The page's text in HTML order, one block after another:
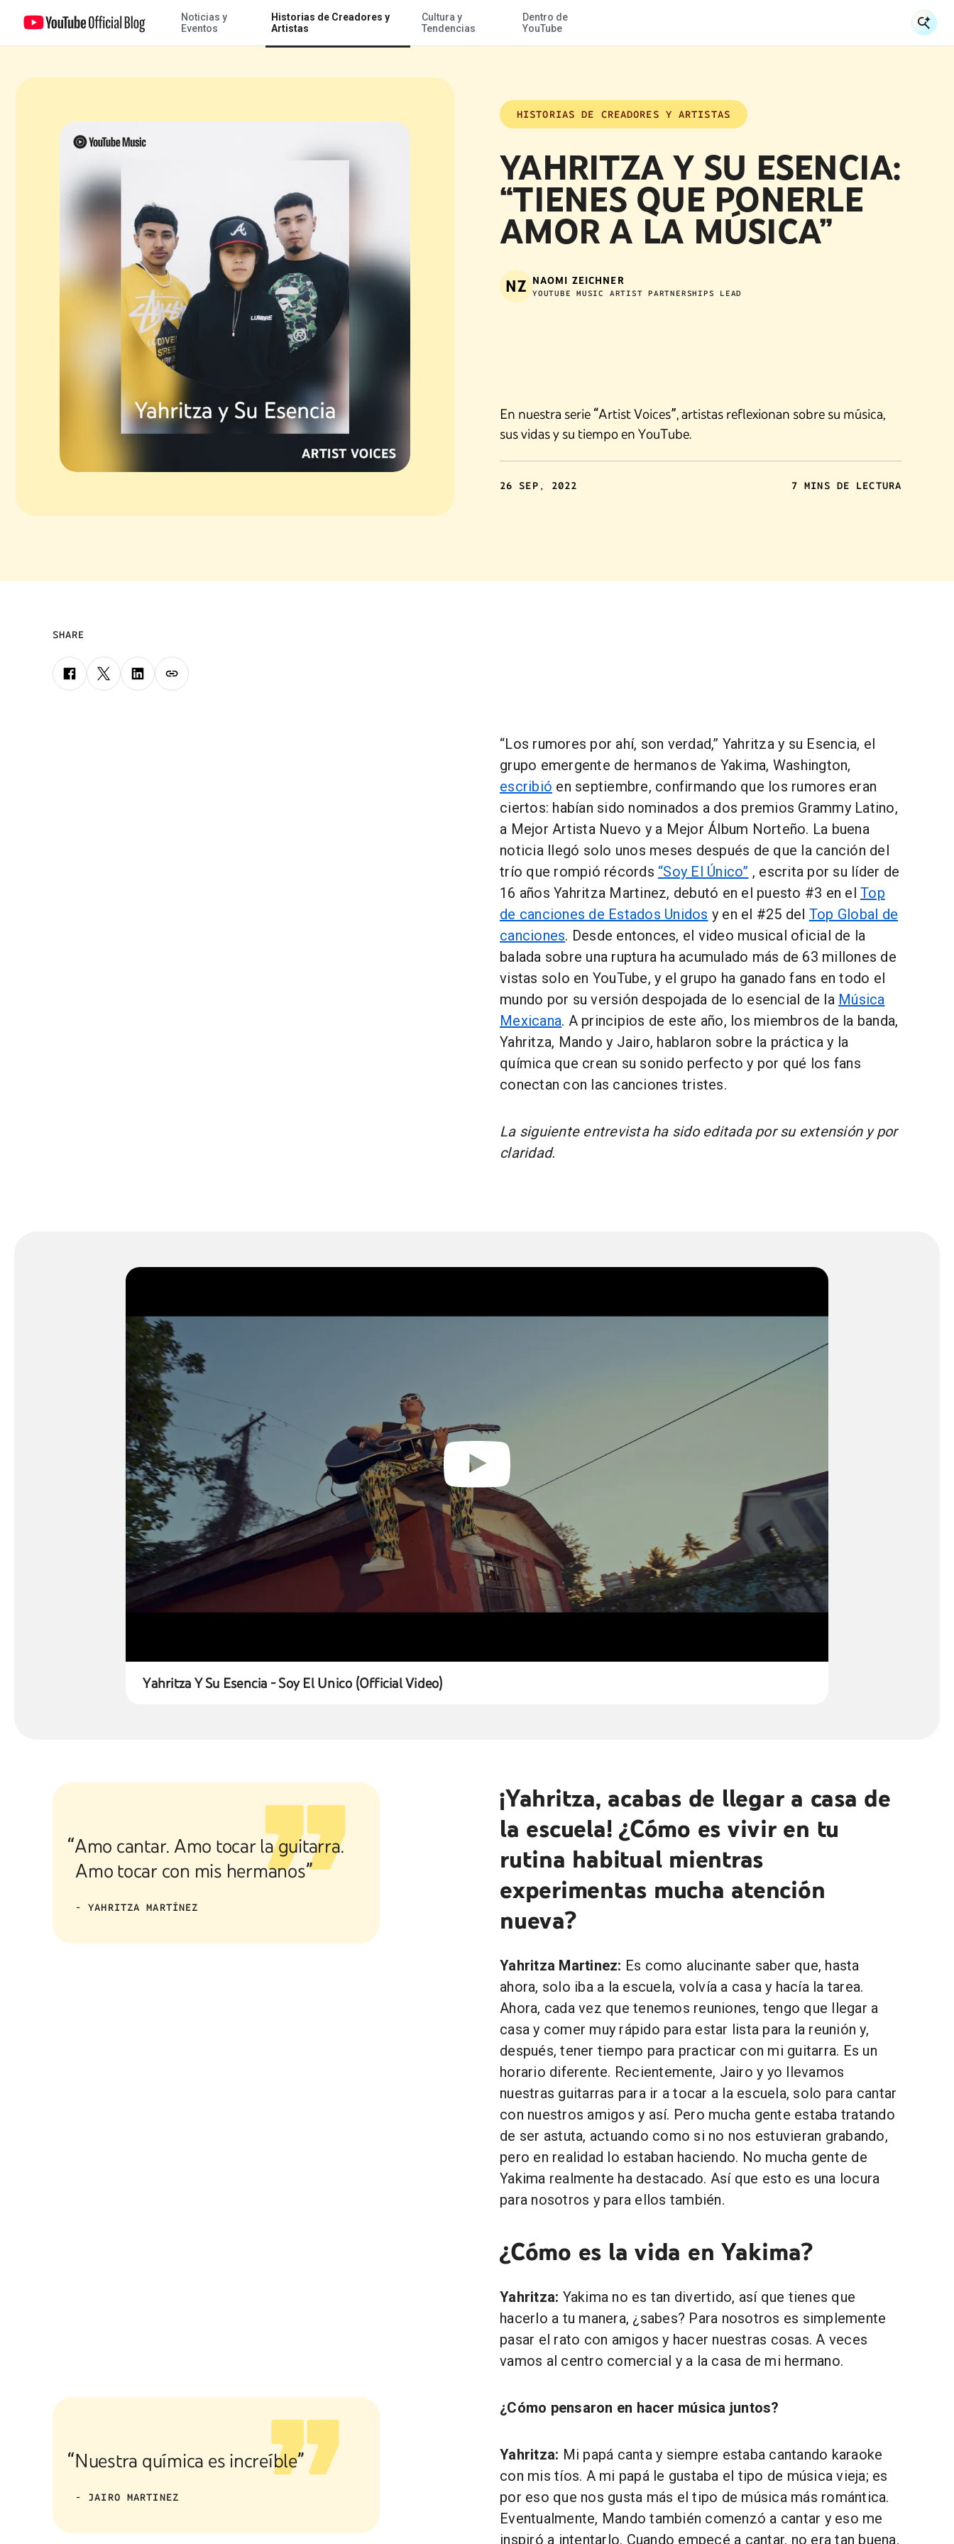
Acceder al contenido
Noticias y
Eventos
Historias de Creadores y
Artistas
Cultura y
Tendencias
Dentro de
YouTube
Yahritza y Su Esencia: “Tienes que ponerle amor a la música”
HISTORIAS DE CREADORES Y ARTISTAS
YAHRITZA Y SU ESENCIA:
“TIENES QUE PONERLE
AMOR A LA MÚSICA”
NZ NAOMI ZEICHNER
YOUTUBE MUSIC ARTIST PARTNERSHIPS LEAD
En nuestra serie “Artist Voices”, artistas reflexionan sobre su música,
sus vidas y su tiempo en YouTube.
26 SEP, 2022 7 MINS DE LECTURA
SHARE
“Los rumores por ahí, son verdad,” Yahritza y su Esencia, el
grupo emergente de hermanos de Yakima, Washington,
escribió en septiembre, confirmando que los rumores eran
ciertos: habían sido nominados a dos premios Grammy Latino,
a Mejor Artista Nuevo y a Mejor Álbum Norteño. La buena
noticia llegó solo unos meses después de que la canción del
trío que rompió récords “Soy El Único” , escrita por su líder de
16 años Yahritza Martinez, debutó en el puesto #3 en el Top
de canciones de Estados Unidos y en el #25 del Top Global de
canciones. Desde entonces, el video musical oficial de la
balada sobre una ruptura ha acumulado más de 63 millones de
vistas solo en YouTube, y el grupo ha ganado fans en todo el
mundo por su versión despojada de lo esencial de la Música
Mexicana. A principios de este año, los miembros de la banda,
Yahritza, Mando y Jairo, hablaron sobre la práctica y la
química que crean su sonido perfecto y por qué los fans
conectan con las canciones tristes.
La siguiente entrevista ha sido editada por su extensión y por
claridad.
Yahritza Y Su Esencia - Soy El Unico (Official Video)
“Amo cantar. Amo tocar la guitarra.
Amo tocar con mis hermanos”
- YAHRITZA MARTÍNEZ
¡Yahritza, acabas de llegar a casa de
la escuela! ¿Cómo es vivir en tu
rutina habitual mientras
experimentas mucha atención
nueva?
Yahritza Martinez: Es como alucinante saber que, hasta
ahora, solo iba a la escuela, volvía a casa y hacía la tarea.
Ahora, cada vez que tenemos reuniones, tengo que llegar a
casa y comer muy rápido para estar lista para la reunión y,
después, tener tiempo para practicar con mi guitarra. Es un
horario diferente. Recientemente, Jairo y yo llevamos
nuestras guitarras para ir a tocar a la escuela, solo para cantar
con nuestros amigos y así. Pero mucha gente estaba tratando
de ser astuta, actuando como si no nos estuvieran grabando,
pero en realidad lo estaban haciendo. No mucha gente de
Yakima realmente ha destacado. Así que esto es una locura
para nosotros y para ellos también.
¿Cómo es la vida en Yakima?
Yahritza: Yakima no es tan divertido, así que tienes que
hacerlo a tu manera, ¿sabes? Para nosotros es simplemente
pasar el rato con amigos y hacer nuestras cosas. A veces
vamos al centro comercial y a la casa de mi hermano.
“Nuestra química es increíble”
- JAIRO MARTINEZ
¿Cómo pensaron en hacer música juntos?
Yahritza: Mi papá canta y siempre estaba cantando karaoke
con mis tíos. A mi papá le gustaba el tipo de música vieja; es
por eso que nos gusta más el tipo de música más romántica.
Eventualmente, Mando también comenzó a cantar y eso me
inspiró a intentarlo. Cuando empecé a cantar, no era tan buena.